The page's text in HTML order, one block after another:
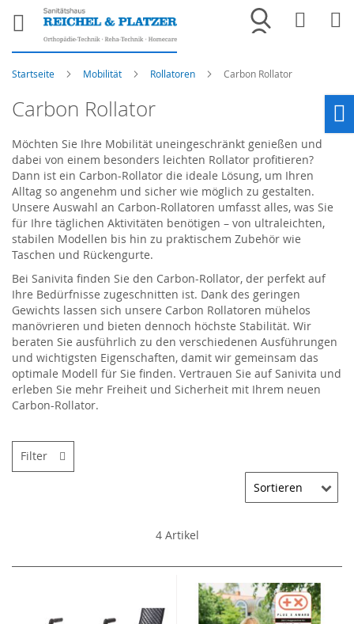
Merkliste
Startseite Mobilität Rollatoren Carbon Rollator
Carbon Rollator
Möchten Sie Ihre Mobilität uneingeschränkt genießen und
dabei von einem besonders leichten Rollator profitieren?
Dann ist ein Carbon-Rollator die ideale Lösung, um Ihren
Alltag so angenehm und sicher wie möglich zu gestalten.
Unsere Auswahl an Carbon-Rollatoren umfasst alles, was Sie
für Ihre täglichen Aktivitäten benötigen – von ultraleichten,
stabilen Modellen bis hin zu praktischem Zubehör wie
Taschen und Rückengurte.
Bei Sanivita finden Sie den Carbon-Rollator, der perfekt auf
Ihre Bedürfnisse zugeschnitten ist. Dank des geringen
Gewichts lassen sich unsere Carbon Rollatoren mühelos
manövrieren und bieten dennoch höchste Stabilität. Wir
beraten Sie ausführlich zu den verschiedenen Ausführungen
und wichtigsten Eigenschaften, damit wir gemeinsam das
optimale Modell für Sie finden. Vertrauen Sie auf Sanivita und
erleben Sie mehr Freiheit und Sicherheit mit Ihrem neuen
Carbon-Rollator.
4Artikel
Filter